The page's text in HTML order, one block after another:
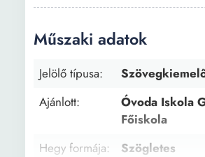
Műszaki adatok
Jelölő típusa:
Ajánlott:
Óvoda Iskola
Főiskola
Hegy formája:
Szögletes